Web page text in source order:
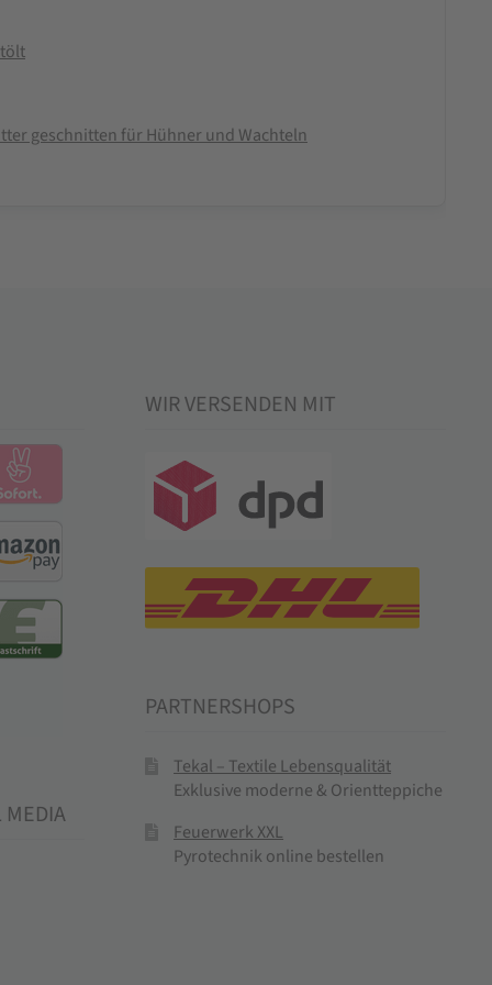
geschnitten für Hühner und Wachteln
MEDIA
WIR VERSENDEN MIT
PARTNERSHOPS
Tekal – Textile Lebensqualität
Exklusive moderne & Orientteppiche
Feuerwerk XXL
Pyrotechnik online bestellen